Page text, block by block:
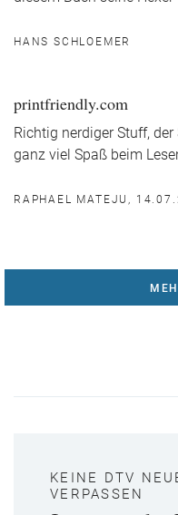
HANS SCHLOEMER
printfriendly.com
Richtig nerdiger Stuff,
ganz viel Spaß beim
RAPHAEL MATEJU,
KEINE DTV
VERPASSEN